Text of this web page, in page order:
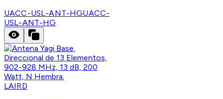
UACC-USL-ANT-HGUACC-
USL-ANT-HG
LAIRD